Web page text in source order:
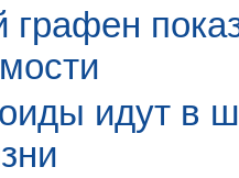
графен
идут в